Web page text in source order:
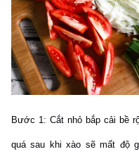
Bước 1: Cắt nhỏ bắp cải bề
quá sau khi xào sẽ mất độ